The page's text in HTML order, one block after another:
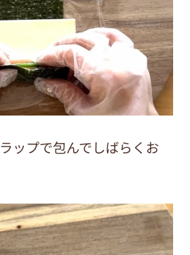
ラップで包んでしばらくお